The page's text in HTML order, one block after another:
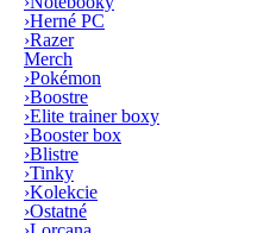
›Herné PC
›Razer
Merch
›Pokémon
›Boostre
›Elite trainer boxy
›Booster box
›Blistre
›Tinky
›Kolekcie
›Ostatné